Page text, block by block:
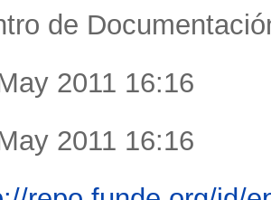
de
2011 16:16
2011 16:16